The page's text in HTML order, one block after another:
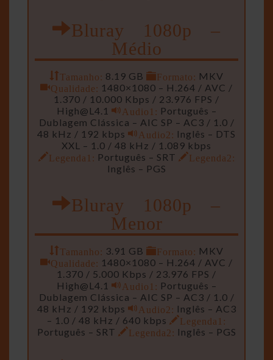
Bluray 1080p –
Médio
Tamanho: 8.19 GB Formato: MKV
Qualidade: 1480×1080 – H.264 / AVC /
1.370 / 10.000 Kbps / 23.976 FPS /
High@L4.1
Audio1: Português –
Dublagem Clássica – AIC SP – AC3 / 1.0 /
48 kHz / 192 kbps
Audio2: Inglês – DTS
XXL – 1.0 / 48 kHz / 1.089 kbps
Legenda1: Português – SRT
Legenda2:
Inglês – PGS
Bluray 1080p –
Menor
Tamanho: 3.91 GB Formato: MKV
Qualidade: 1480×1080 – H.264 / AVC /
1.370 / 5.000 Kbps / 23.976 FPS /
High@L4.1
Audio1: Português –
Dublagem Clássica – AIC SP – AC3 / 1.0 /
48 kHz / 192 kbps
Audio2: Inglês – AC3
– 1.0 / 48 kHz / 640 kbps
Legenda1:
Português – SRT
Legenda2: Inglês – PGS